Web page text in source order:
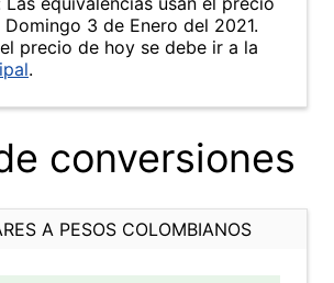
3 de Enero del 2021.
precio de hoy se debe ir a la
.
conversiones
A PESOS COLOMBIANOS